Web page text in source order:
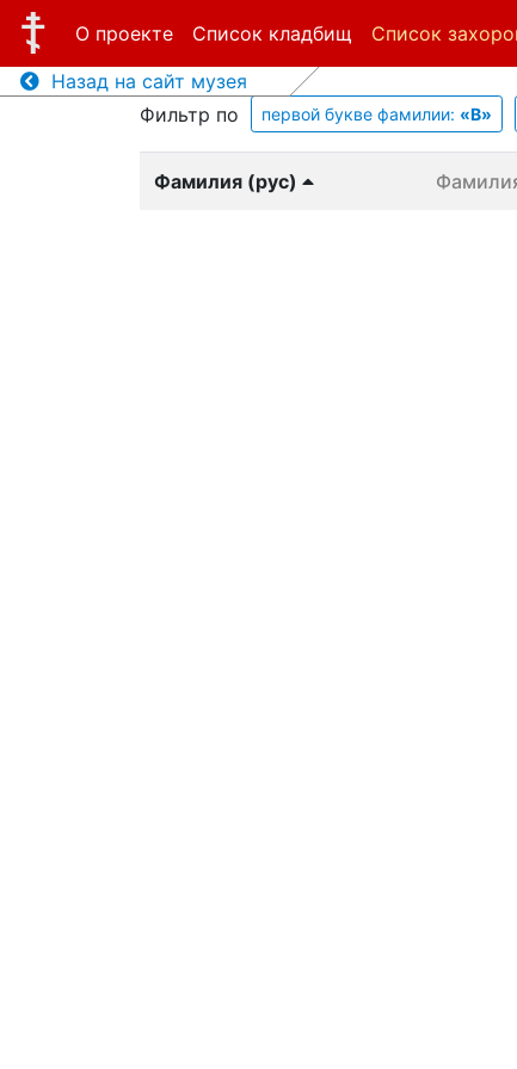
О проекте Список кладбищ Список
Назад на сайт музея
Фильтр по
первой букве фамилии: «В»
Фамилия (рус)